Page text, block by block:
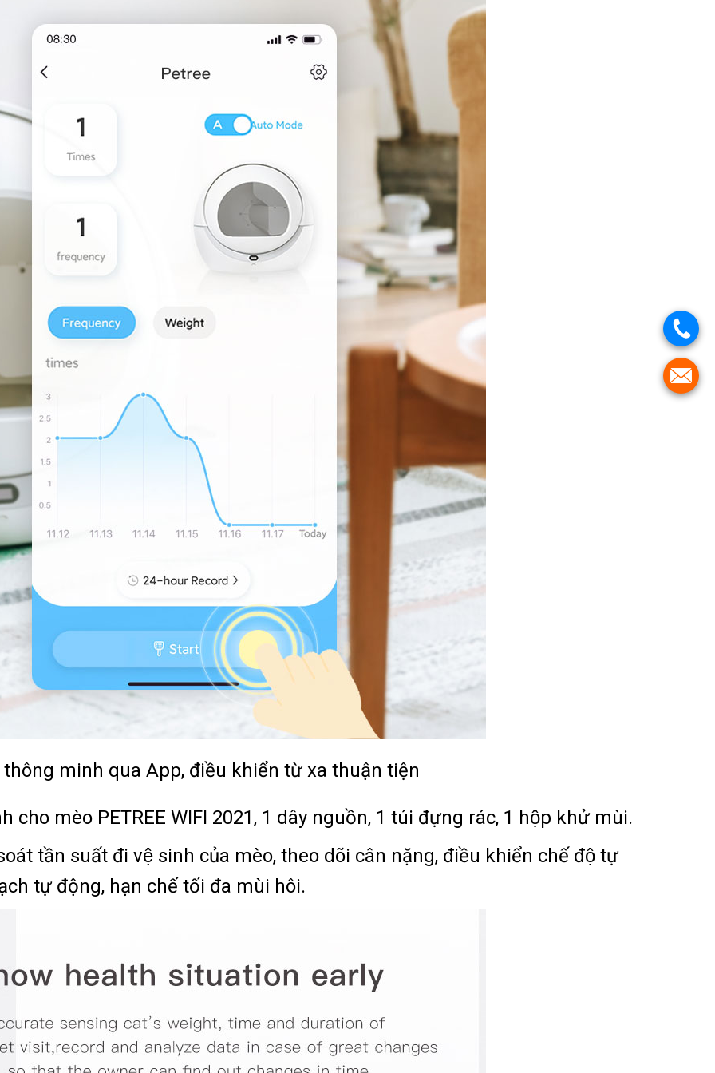
minh qua App, điều khiển từ xa thuận tiện
cho mèo PETREE WIFI 2021, 1 dây nguồn, 1 túi đựng rác, 1 hộp khử mùi.
tần suất đi vệ sinh của mèo, theo dõi cân nặng, điều khiển chế độ tự
tự động, hạn chế tối đa mùi hôi.